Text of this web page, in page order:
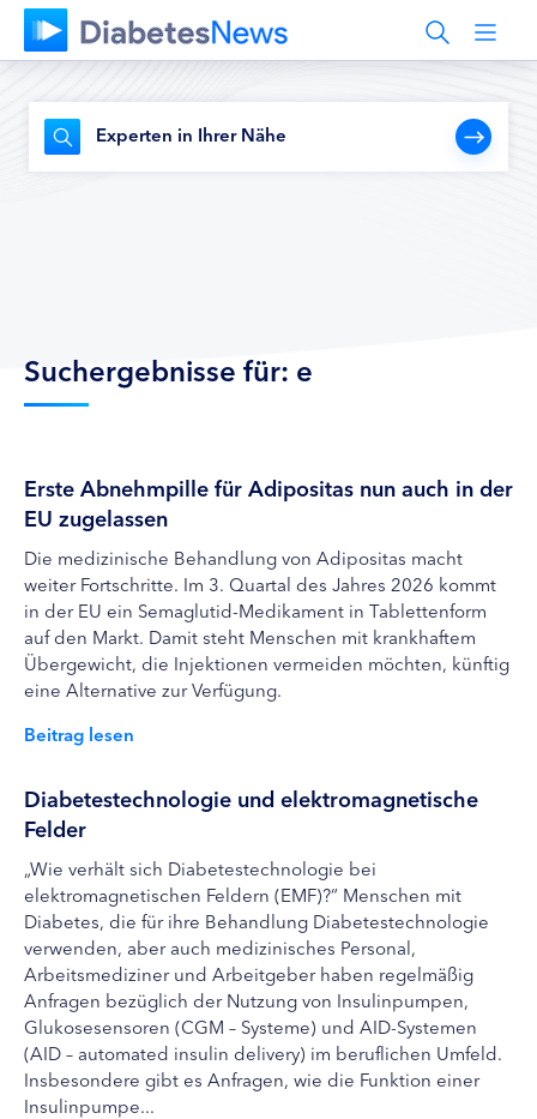
Experten in Ihrer Nähe
Suchergebnisse für: e
Erste Abnehmpille für Adipositas nun auch in der
EU zugelassen
Die medizinische Behandlung von Adipositas macht
weiter Fortschritte. Im 3. Quartal des Jahres 2026 kommt
in der EU ein Semaglutid-Medikament in Tablettenform
auf den Markt. Damit steht Menschen mit krankhaftem
Übergewicht, die Injektionen vermeiden möchten, künftig
eine Alternative zur Verfügung.
Beitrag lesen
Diabetestechnologie und elektromagnetische
Felder
„Wie verhält sich Diabetestechnologie bei
elektromagnetischen Feldern (EMF)?“ Menschen mit
Diabetes, die für ihre Behandlung Diabetestechnologie
verwenden, aber auch medizinisches Personal,
Arbeitsmediziner und Arbeitgeber haben regelmäßig
Anfragen bezüglich der Nutzung von Insulinpumpen,
Glukosesensoren (CGM – Systeme) und AID-Systemen
(AID – automated insulin delivery) im beruflichen Umfeld.
Insbesondere gibt es Anfragen, wie die Funktion einer
Insulinpumpe...